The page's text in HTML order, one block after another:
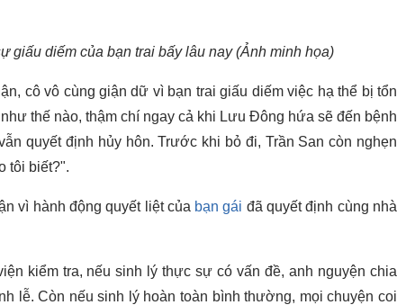
giấu diếm của bạn trai bấy lâu nay (Ảnh minh họa)
cô vô cùng giận dữ vì bạn trai giấu diếm việc hạ thể bị tổn
thế nào, thậm chí ngay cả khi Lưu Đông hứa sẽ đến bệnh
quyết định hủy hôn. Trước khi bỏ đi, Trần San còn nghẹn
tôi biết?".
vì hành động quyết liệt của bạn gái đã quyết định cùng nhà
kiểm tra, nếu sinh lý thực sự có vấn đề, anh nguyện chia
lễ. Còn nếu sinh lý hoàn toàn bình thường, mọi chuyện coi